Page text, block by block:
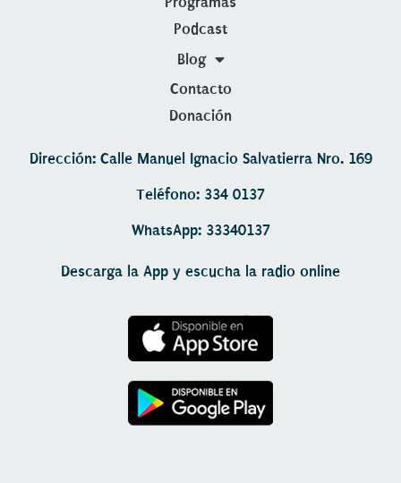
Podcast
Blog
Contacto
Donación
Dirección: Calle Manuel Ignacio Salvatierra Nro. 169
Teléfono: 334 0137
WhatsApp: 33340137
Descarga la App y escucha la radio online